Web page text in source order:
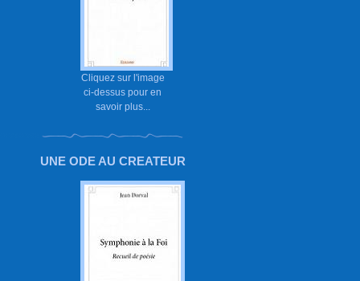
Cliquez sur l'image
ci-dessus pour en
savoir plus...
UNE ODE AU CREATEUR